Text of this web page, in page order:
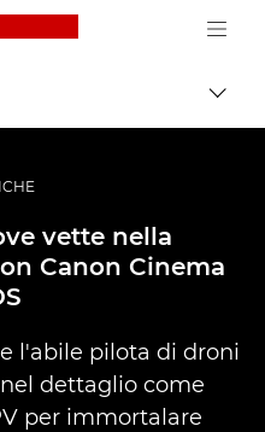
Canon Logo, back
vette nella
Canon Cinema
l'abile pilota di droni
dettaglio come
per immortalare